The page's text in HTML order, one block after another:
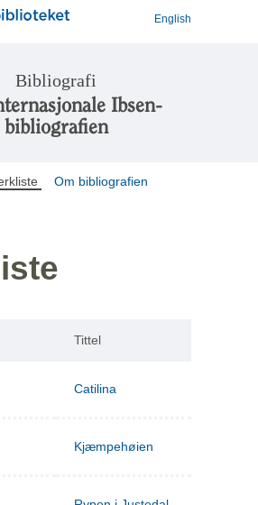
English
Bibliografi
Ibsen-
bibliografien
Om bibliografien
Tittel
Catilina
Kjæmpehøien